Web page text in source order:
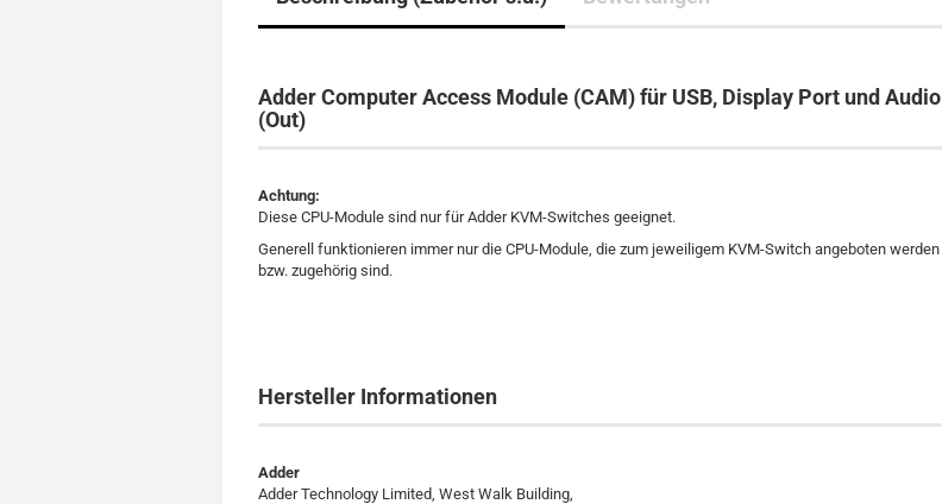
Adder Computer Access Module (CAM) für USB, Display Port und Audio
(Out)
Achtung:
Diese CPU-Module sind nur für Adder KVM-Switches geeignet.
Generell funktionieren immer nur die CPU-Module, die zum jeweiligem KVM-Switch angeboten werden
bzw. zugehörig sind.
Hersteller Informationen
Adder
Adder Technology Limited, West Walk Building,